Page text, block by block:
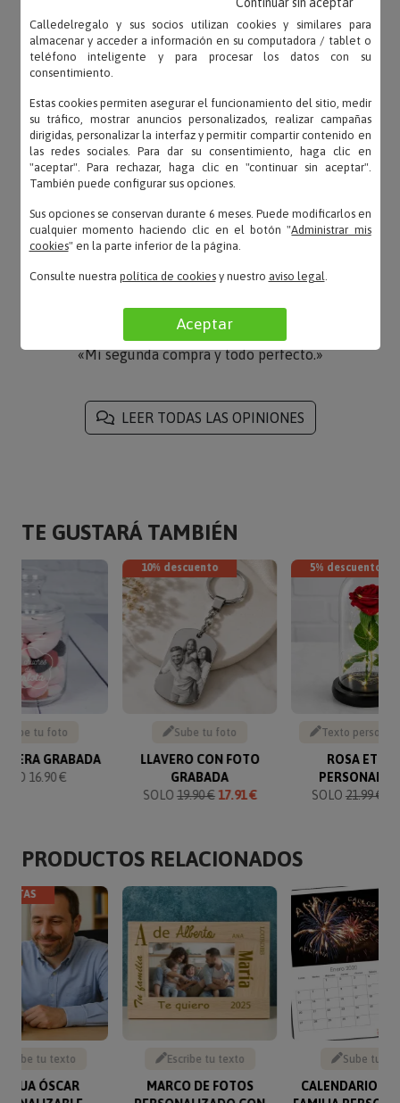
MARIA CRUZ – 03/02/2023
«Todo muy bien en cuanto a tiempo de entrega y
chap...»
«Se lo regalé a mi sobrina junto con unas pulseras
y le gustó mucho.»
Juani – 16/01/2020
«Mi segunda compra y todo perfecto.»
LEER TODAS LAS OPINIONES
TE GUSTARÁ TAMBIÉN
Sube tu foto
GRABADA
16.90 €
10% descuento
Sube tu foto
LLAVERO CON FOTO
GRABADA
SOLO 19.90 €17.91 €
5% descuento
Texto
ROSA
SOLO21.99 €
PRODUCTOS RELACIONADOS
tu texto
ÓSCAR
Escribe tu texto
MARCO DE FOTOS
Sube tu
CALENDARIO
Calledelregalo y sus socios utilizan cookies y similares para
almacenar y acceder a información en su computadora / tablet o
teléfono inteligente y para procesar los datos con su
consentimiento.
Estas cookies permiten asegurar el funcionamiento del sitio, medir
su tráfico, mostrar anuncios personalizados, realizar campañas
dirigidas, personalizar la interfaz y permitir compartir contenido en
las redes sociales. Para dar su consentimiento, haga clic en
"aceptar". Para rechazar, haga clic en "continuar sin aceptar".
También puede configurar sus opciones.
Sus opciones se conservan durante 6 meses. Puede modificarlos en
cualquier momento haciendo clic en el botón "Administrar mis
cookies" en la parte inferior de la página.
Consulte nuestra política de cookiesy nuestro aviso legal
Aceptar